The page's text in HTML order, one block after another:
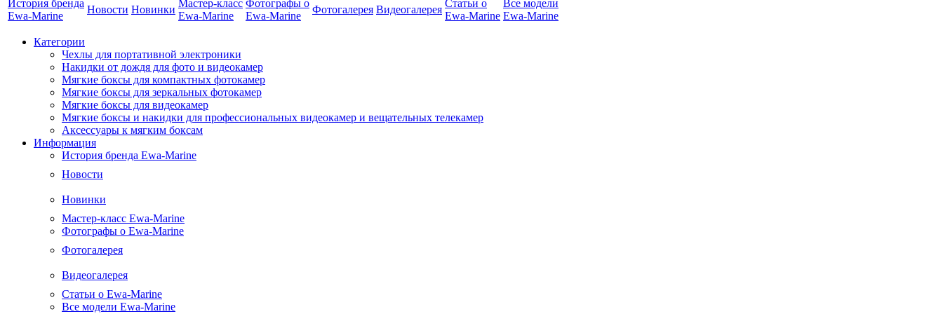
История бренда
Ewa-Marine
Новости Новинки
Мастер-класс
Ewa-Marine
Фотографы о
Ewa-Marine
Фотогалерея Видеогалерея
Статьи о
Ewa-Marine
Все модели
Ewa-Marine
Категории
Чехлы для портативной электроники
Накидки от дождя для фото и видеокамер
Мягкие боксы для компактных фотокамер
Мягкие боксы для зеркальных фотокамер
Мягкие боксы для видеокамер
Мягкие боксы и накидки для профессиональных видеокамер и вещательных телекамер
Аксессуары к мягким боксам
Информация
История бренда Ewa-Marine
Новости
Новинки
Мастер-класс Ewa-Marine
Фотографы о Ewa-Marine
Фотогалерея
Видеогалерея
Статьи о Ewa-Marine
Все модели Ewa-Marine